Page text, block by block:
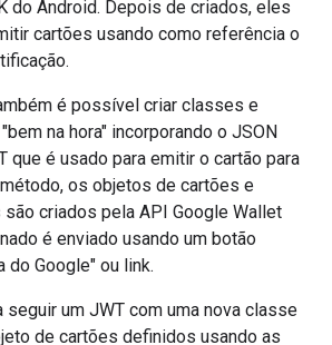
do Android. Depois de criados, eles
cartões usando como referência o
é possível criar classes e
na hora" incorporando o JSON
que é usado para emitir o cartão para
os objetos de cartões e
criados pela API Google Wallet
é enviado usando um botão
do Google" ou link.
seguir um JWT com uma nova classe
de cartões definidos usando as